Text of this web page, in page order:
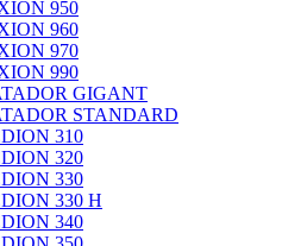
950
960
970
990
GIGANT
STANDARD
310
320
330
330 H
340